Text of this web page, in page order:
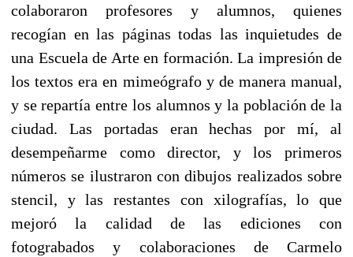
colaboraron profesores y alumnos, quienes
recogían en las páginas todas las inquietudes de
una Escuela de Arte en formación. La impresión de
los textos era en mimeógrafo y de manera manual,
y se repartía entre los alumnos y la población de la
ciudad. Las portadas eran hechas por mí, al
desempeñarme como director, y los primeros
números se ilustraron con dibujos realizados sobre
stencil, y las restantes con xilografías, lo que
mejoró la calidad de las ediciones con
fotograbados y colaboraciones de Carmelo